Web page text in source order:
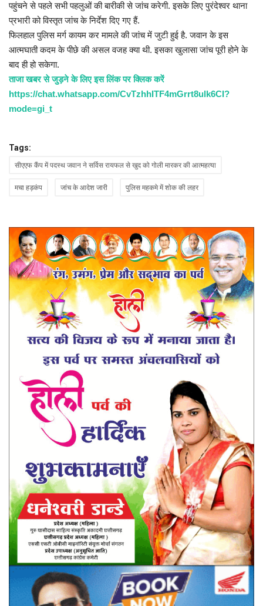
पहुंचने से पहले सभी पहलुओं की बारीकी से जांच करेगी. इसके लिए पुरंदेश्वर थाना
प्रभारी को विस्तृत जांच के निर्देश दिए गए हैं.
फिलहाल पुलिस मर्ग कायम कर मामले की जांच में जुटी हुई है. जवान के इस
आत्मघाती कदम के पीछे की असल वजह क्या थी. इसका खुलासा जांच पूरी होने के
बाद ही हो सकेगा.
ताजा खबर से जुड़ने के लिए इस लिंक पर क्लिक करें
https://chat.whatsapp.com/CvTzhhITF4mGrrt8ulk6CI?
mode=gi_t
Tags:
सीएएफ कैंप में पदस्थ जवान ने सर्विस रायफल से खुद को गोली मारकर की आत्महत्या
मचा हड़कंप जांच के आदेश जारी पुलिस महकमे में शोक की लहर